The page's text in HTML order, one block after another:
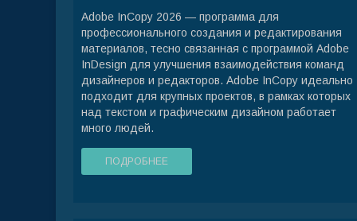
Adobe InCopy 2026 — программа для
профессионального создания и редактирования
материалов, тесно связанная с программой Adobe
InDesign для улучшения взаимодействия команд
дизайнеров и редакторов. Adobe InCopy идеально
подходит для крупных проектов, в рамках которых
над текстом и графическим дизайном работает
много людей.
ПОДРОБНЕЕ